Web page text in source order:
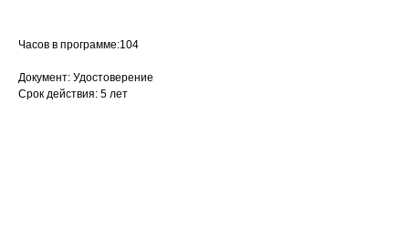
Часов в программе:104
Документ: Удостоверение
Срок действия: 5 лет